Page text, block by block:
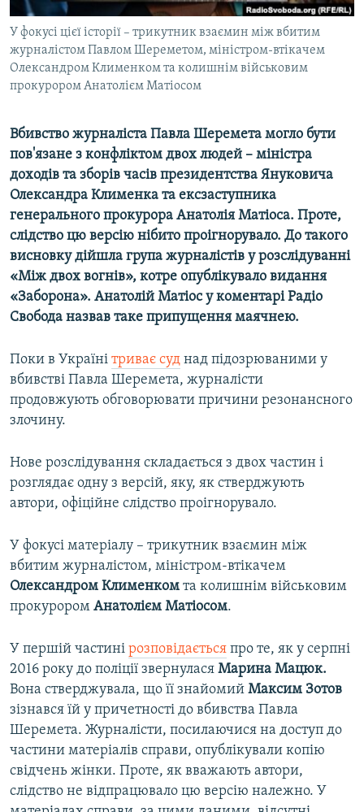
Усі сайти RFE/RL
У фокусі цієї історії – трикутник взаємин між вбитим
журналістом Павлом Шереметом, міністром-втікачем
Олександром Клименком та колишнім військовим
прокурором Анатолієм Матіосом
Вбивство журналіста Павла Шеремета могло бути
пов'язане з конфліктом двох людей – міністра
доходів та зборів часів президентства Януковича
Олександра Клименка та ексзаступника
генерального прокурора Анатолія Матіоса. Проте,
слідство цю версію нібито проігнорувало. До такого
висновку дійшла група журналістів у розслідуванні
«Між двох вогнів», котре опублікувало видання
«Заборона». Анатолій Матіос у коментарі Радіо
Свобода назвав таке припущення маячнею.
Поки в Україні триває суд над підозрюваними у
вбивстві Павла Шеремета, журналісти
продовжують обговорювати причини резонансного
злочину.
Нове розслідування складається з двох частин і
розглядає одну з версій, яку, як стверджують
автори, офіційне слідство проігнорувало.
У фокусі матеріалу – трикутник взаємин між
вбитим журналістом, міністром-втікачем
Олександром Клименком та колишнім військовим
прокурором Анатолієм Матіосом.
У першій частині розповідається про те, як у серпні
2016 року до поліції звернулася Марина Мацюк.
Вона стверджувала, що її знайомий Максим Зотов
зізнався їй у причетності до вбивства Павла
Шеремета. Журналісти, посилаючися на доступ до
частини матеріалів справи, опублікували копію
свідчень жінки. Проте, як вважають автори,
слідство не відпрацювало цю версію належно. У